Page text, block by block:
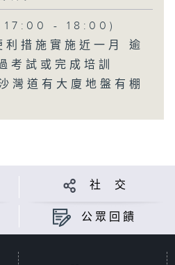
17:00 - 18:00)
利措施實施近一月 逾
考試或完成培訓
灣道有大廈地盤有棚
社 交
公眾回饋